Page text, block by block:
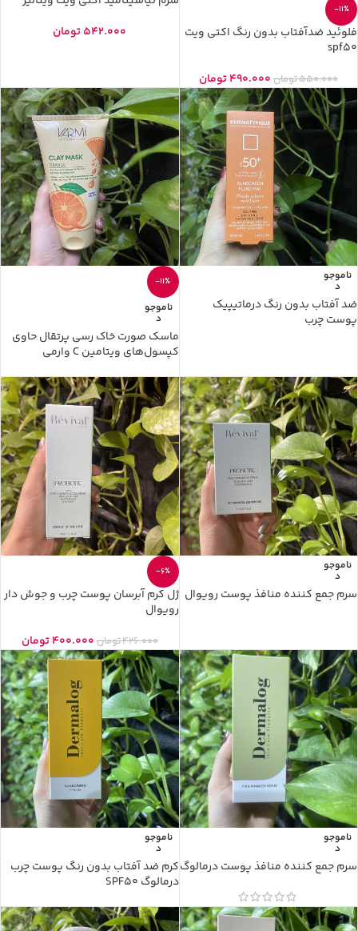
-11%
فلوئید ضدآفتاب بدون رنگ اکتی ویت
spf50
550.000تومان 490.000تومان
542.000تومان
ناموجو
د
ضد آفتاب بدون رنگ درماتیپیک
پوست چرب
-11%
ناموجو
د
ماسک صورت خاک رسی پرتقال حاوی
کپسول‌های ویتامین C وارمی
ناموجو
د
سرم جمع کننده منافذ پوست رویوال
-6%
ژل کرم آبرسان پوست چرب و جوش دار
رویوال
426.000تومان 400.000تومان
ناموجو
د
سرم جمع کننده منافذ پوست درمالوگ
ناموجو
د
کرم ضد آفتاب بدون رنگ پوست چرب
درمالوگ SPF50